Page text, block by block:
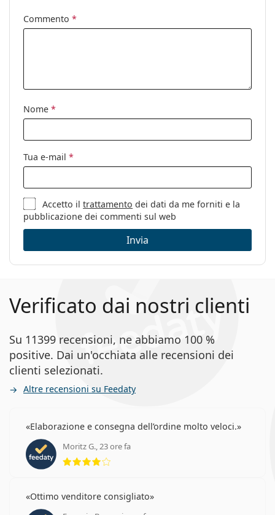
Commento *
Nome *
Tua e-mail *
Accetto iltrattamento dei dati da me forniti e la
pubblicazione dei commenti sul web
Invia
Verificato dai nostri clienti
Su 11399 recensioni, ne abbiamo 100 %
positive. Dai un'occhiata alle recensioni dei
clienti selezionati.
Altre recensioni su Feedaty
Elaborazione e consegna dell’ordine molto veloci.
Moritz G., 23 ore fa
Ottimo venditore consigliato